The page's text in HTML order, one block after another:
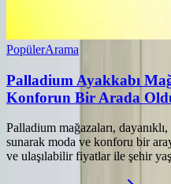
PopülerArama
Palladium Ayakkabı
Konforun Bir Arada
Palladium mağazaları,
sunarak moda ve konforu bir
ve ulaşılabilir fiyatlar ile şehir